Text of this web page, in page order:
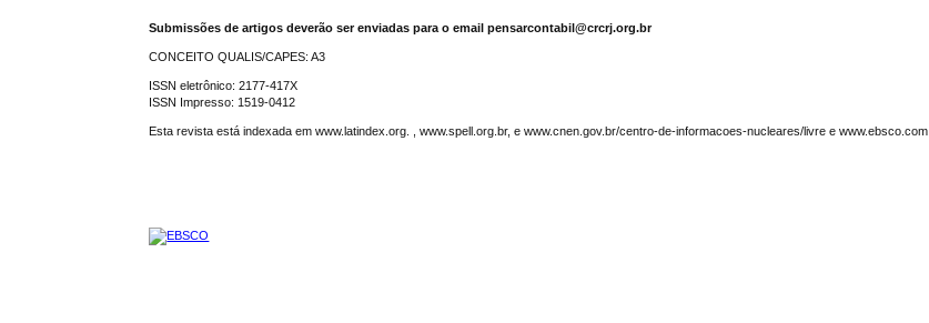
Submissões de artigos deverão ser enviadas para o email pensarcontabil@crcrj.org.br
CONCEITO QUALIS/CAPES: A3
ISSN eletrônico: 2177-417X
ISSN Impresso: 1519-0412
Esta revista está indexada em www.latindex.org. , www.spell.org.br, e www.cnen.gov.br/centro-de-informacoes-nucleares/livre e www.ebsco.com